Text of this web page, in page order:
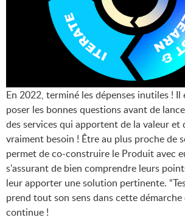
En 2022, terminé les dépenses inutiles ! Il
poser les bonnes questions avant de
des services qui apportent de la valeur et
vraiment besoin ! Être au plus proche de
permet de co-construire le Produit avec
s’assurant de bien comprendre leurs
leur apporter une solution pertinente.
prend tout son sens dans cette démarche
continue !